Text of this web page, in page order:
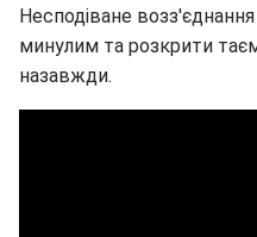
Несподіване
минулим та розкрити
назавжди.